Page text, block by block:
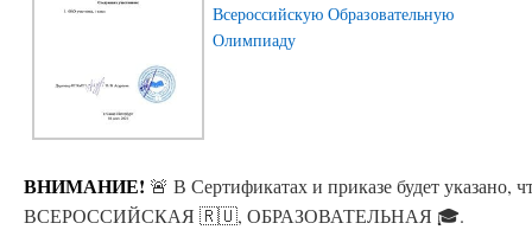
Всероссийскую Образовательную
Олимпиаду
ВНИМАНИЕ! 🚨 В Сертификатах и приказе будет
ВСЕРОССИЙСКАЯ 🇷🇺, ОБРАЗОВАТЕЛЬНАЯ 🎓.